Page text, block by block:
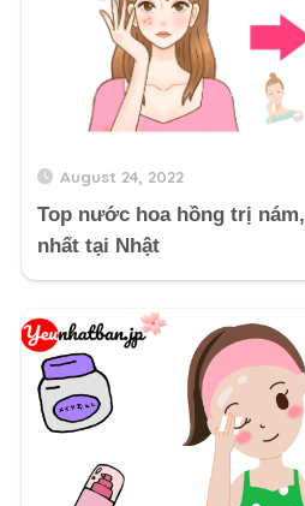
August 24, 2022
Top nước hoa hồng trị
nhất tại Nhật